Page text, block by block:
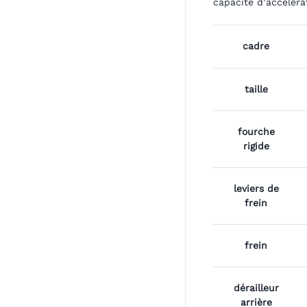
capacité
cadre
taille
fourche
rigide
leviers de
frein
frein
dérailleur
arrière